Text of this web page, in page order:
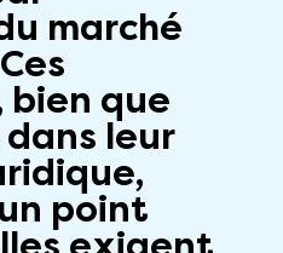
marché
que
leur
,
point